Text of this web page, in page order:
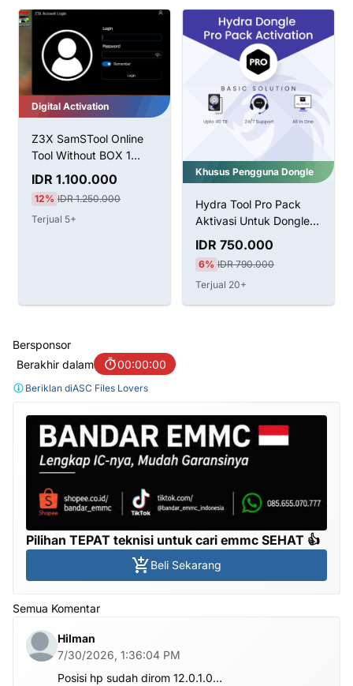
Digital Activation
Z3X SamSTool Online
Tool Without BOX 1
Tahun Aktivasi
IDR 1.100.000
12% IDR 1.250.000
Terjual 5+
Khusus Pengguna Dongle
Hydra Tool Pro Pack
Aktivasi Untuk Dongle
LifeTime
IDR 750.000
6% IDR 790.000
Terjual 20+
Bersponsor
Berakhir dalam
00:00:00
Beriklan diASC Files Lovers
Pilihan TEPAT teknisi untuk cari emmc SEHAT 👍
Beli Sekarang
Semua Komentar
Hilman
7/30/2026, 1:36:04 PM
Posisi hp sudah dirom 12.0.1.0